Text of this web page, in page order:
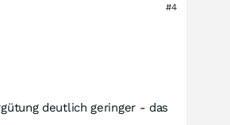
#4
deutlich geringer - das